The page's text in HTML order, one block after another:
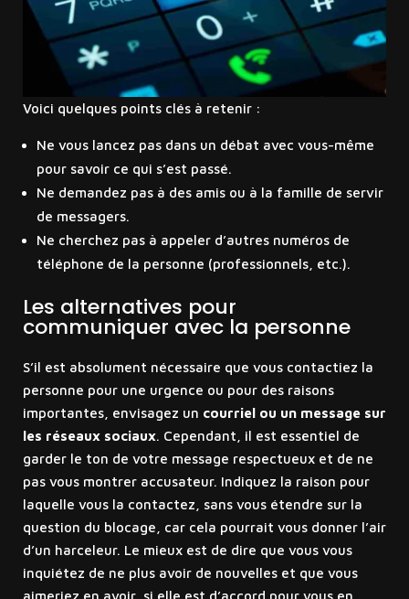
Voici quelques points clés à retenir :
Ne vous lancez pas dans un débat avec vous-même
pour savoir ce qui s’est passé.
Ne demandez pas à des amis ou à la famille de servir
de messagers.
Ne cherchez pas à appeler d’autres numéros de
téléphone de la personne (professionnels, etc.).
Les alternatives pour
communiquer avec la personne
S’il est absolument nécessaire que vous contactiez la
personne pour une urgence ou pour des raisons
importantes, envisagez un courriel ou un message sur
les réseaux sociaux. Cependant, il est essentiel de
garder le ton de votre message respectueux et de ne
pas vous montrer accusateur. Indiquez la raison pour
laquelle vous la contactez, sans vous étendre sur la
question du blocage, car cela pourrait vous donner l’air
d’un harceleur. Le mieux est de dire que vous vous
inquiétez de ne plus avoir de nouvelles et que vous